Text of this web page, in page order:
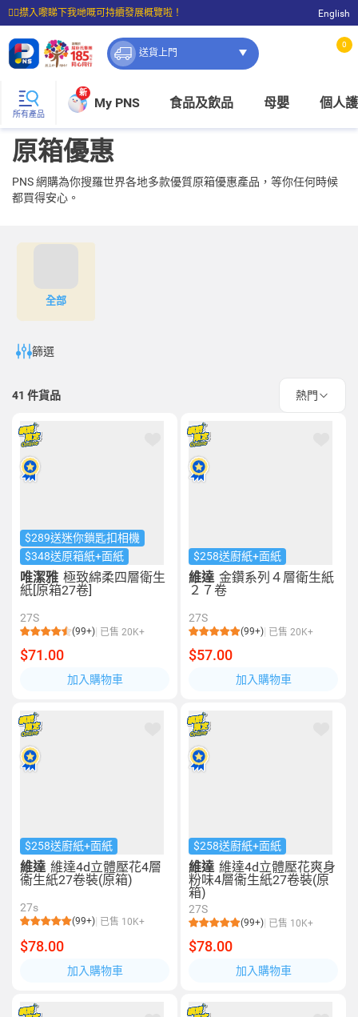
☝🏼㩒入嚟睇下我哋嘅可持續發展概覽啦！
⭐購物滿$399即享免費送貨；滿$100即可免費店取。
English
送貨上門
0
所有產品
新
My PNS 食品及飲品 母嬰 個人
原箱優惠
PNS 網購為你搜羅世界各地多款優質原箱優惠產品，等你任何時候
都買得安心。
全部
篩選
41 件貨品 熱門
$289送迷你鎖匙扣相機
$348送原箱紙+面紙
唯潔雅 極致綿柔四層衛生
紙[原箱27卷]
27S
(99+) 已售 20K+
$71.00
加入購物車
$258送廚紙+面紙
維達 金鑽系列４層衛生紙
２７卷
27S
(99+) 已售 20K+
$57.00
加入購物車
$258送廚紙+面紙
維達 維達4d立體壓花4層
衞生紙27卷裝(原箱)
27s
(99+) 已售 10K+
$78.00
加入購物車
$258送廚紙+面紙
維達 維達4d立體壓花爽身
粉味4層衞生紙27卷裝(原
箱)
27S
(99+) 已售 10K+
$78.00
加入購物車